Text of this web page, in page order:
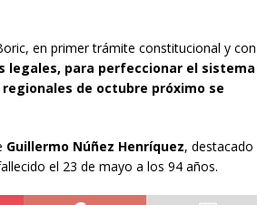
en primer trámite constitucional y con
legales, para perfeccionar el sistema
de octubre próximo se
Guillermo Núñez Henríquez, destacado
el 23 de mayo a los 94 años.